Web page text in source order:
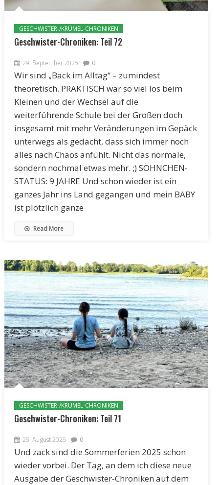
GESCHWISTER-/KRÜMEL-CHRONIKEN
Geschwister-Chroniken: Teil 72
29. September 2025 0
Wir sind „Back im Alltag“ – zumindest
theoretisch. PRAKTISCH war so viel los beim
Kleinen und der Wechsel auf die
weiterführende Schule bei der Großen doch
insgesamt mit mehr Veränderungen im Gepäck
unterwegs als gedacht, dass sich immer noch
alles nach Chaos anfühlt. Nicht das normale,
sondern nochmal etwas mehr. ;) SÖHNCHEN-
STATUS: 9 JAHRE Und schon wieder ist ein
ganzes Jahr ins Land gegangen und mein BABY
ist plötzlich ganze
Read More
GESCHWISTER-/KRÜMEL-CHRONIKEN
Geschwister-Chroniken: Teil 71
25. August 2025 0
Und zack sind die Sommerferien 2025 schon
wieder vorbei. Der Tag, an dem ich diese neue
Ausgabe der Geschwister-Chroniken auf dem